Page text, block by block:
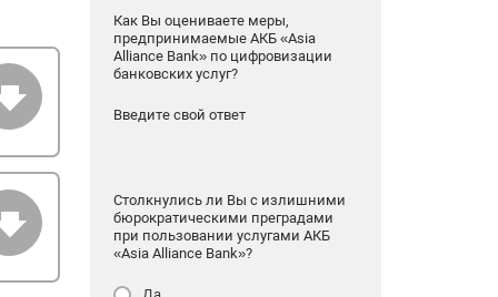
Как Вы оцениваете меры,
предпринимаемые АКБ «Asia
Alliance Bank» по цифровизации
банковских услуг?
Введите свой ответ
Столкнулись ли Вы с излишними
бюрократическими преградами
при пользовании услугами АКБ
«Asia Alliance Bank»?